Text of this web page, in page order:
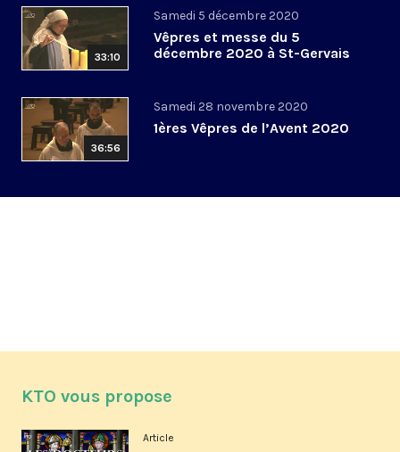
33:10
Samedi 5 décembre 2020
Vêpres et messe du 5
décembre 2020 à St-Gervais
36:56
Samedi 28 novembre 2020
1ères Vêpres de l’Avent 2020
KTO vous propose
Article